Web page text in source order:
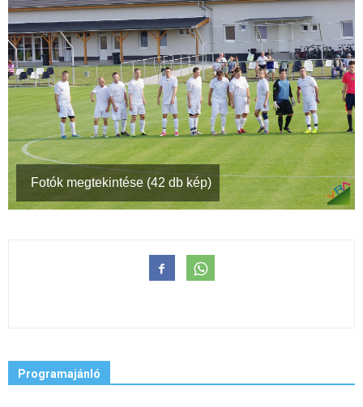
Fotók megtekintése (42 db kép)
Programajánló